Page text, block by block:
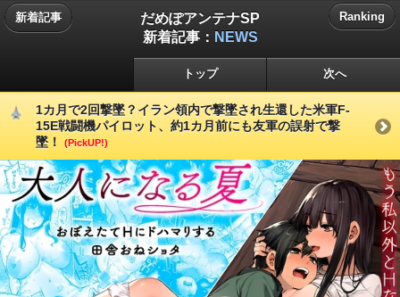
新着記事
だめぽアンテナSP
新着記事： NEWS
Ranking
トップ 次へ
1カ月で2回撃墜？イラン領内で撃墜され生還した米軍F-
15E戦闘機パイロット、約1カ月前にも友軍の誤射で撃
墜！
(PickUP!)